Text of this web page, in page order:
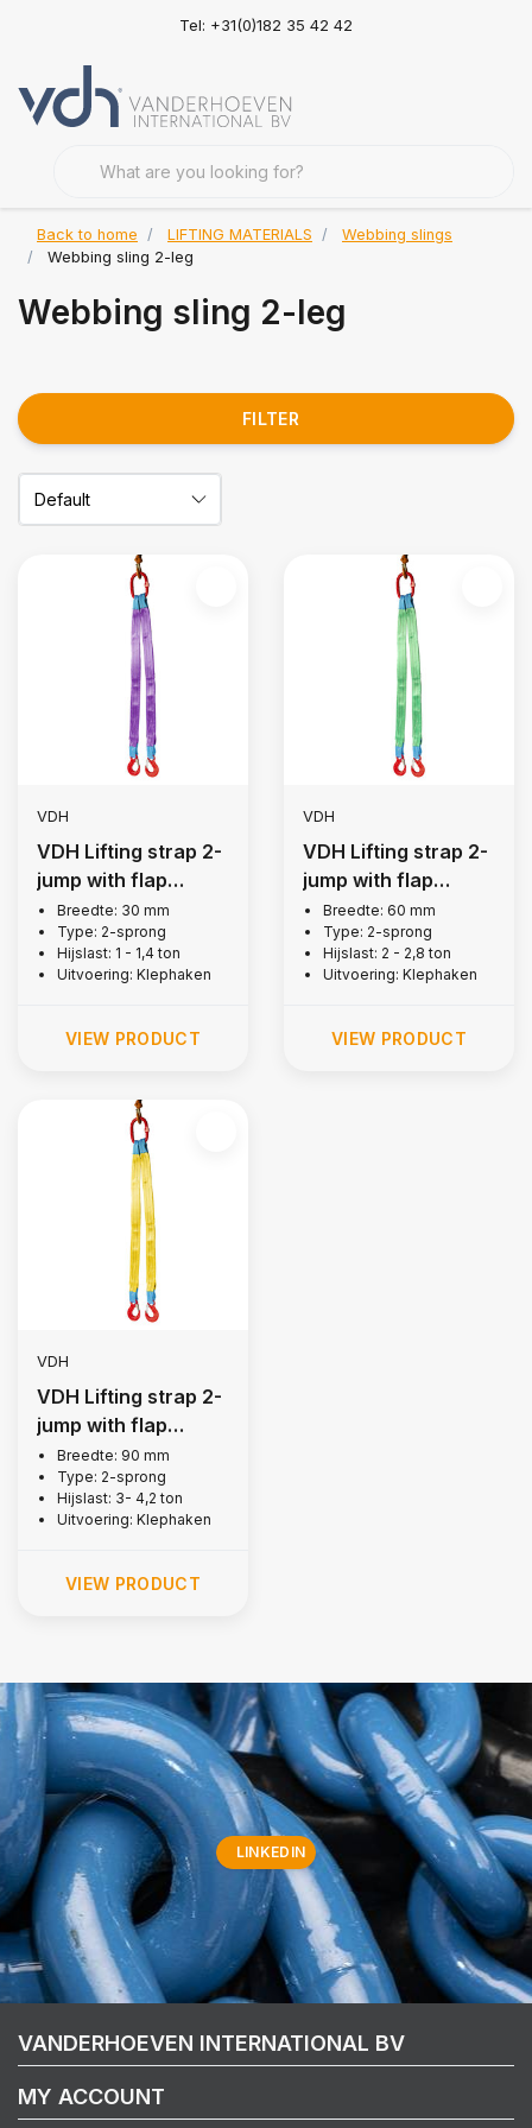
Tel: +31(0)182 35 42 42
Back to home LIFTING MATERIALS
Webbing slings
Webbing sling 2-leg
Webbing sling 2-leg
FILTER
VDH
VDH Lifting strap 2-
jump with flap
hooks, 1 tonne
Breedte: 30 mm
Type: 2-sprong
Hijslast: 1 - 1,4 ton
Uitvoering: Klephaken
VIEW PRODUCT
VDH
VDH Lifting strap 2-
jump with flap
hooks, 2 tonne
Breedte: 60 mm
Type: 2-sprong
Hijslast: 2 - 2,8 ton
Uitvoering: Klephaken
VIEW PRODUCT
VDH
VDH Lifting strap 2-
jump with flap
hooks, 3 tonne
Breedte: 90 mm
Type: 2-sprong
Hijslast: 3- 4,2 ton
Uitvoering: Klephaken
VIEW PRODUCT
LINKEDIN
VANDERHOEVEN INTERNATIONAL BV
MY ACCOUNT